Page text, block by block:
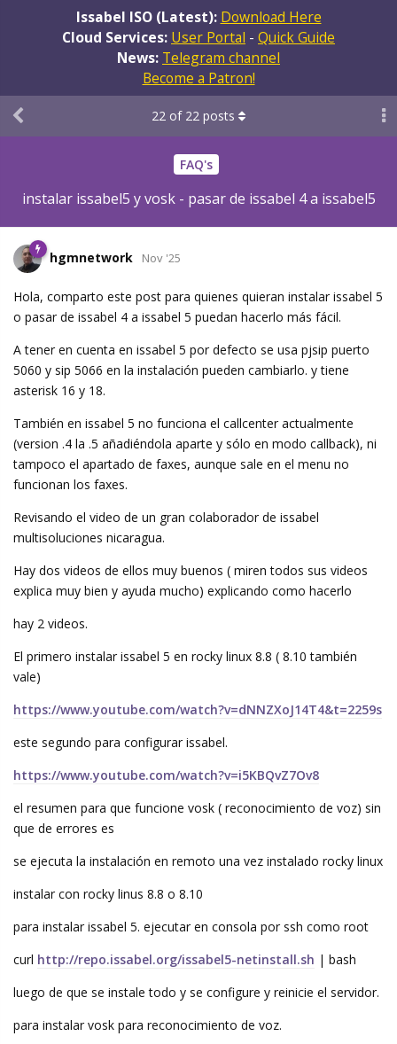
Issabel ISO (Latest): Download Here
Cloud Services: User Portal - Quick Guide
News: Telegram channel
Become a Patron!
FAQ's
instalar issabel5 y vosk - pasar de issabel 4 a issabel5
22 of 22 posts
hgmnetwork Nov '25
Hola, comparto este post para quienes quieran instalar issabel 5
o pasar de issabel 4 a issabel 5 puedan hacerlo más fácil.
A tener en cuenta en issabel 5 por defecto se usa pjsip puerto
5060 y sip 5066 en la instalación pueden cambiarlo. y tiene
asterisk 16 y 18.
También en issabel 5 no funciona el callcenter actualmente
(version .4 la .5 añadiéndola aparte y sólo en modo callback), ni
tampoco el apartado de faxes, aunque sale en el menu no
funcionan los faxes.
Revisando el video de un gran colaborador de issabel
multisoluciones nicaragua.
Hay dos videos de ellos muy buenos ( miren todos sus videos
explica muy bien y ayuda mucho) explicando como hacerlo
hay 2 videos.
El primero instalar issabel 5 en rocky linux 8.8 ( 8.10 también
vale)
https://www.youtube.com/watch?v=dNNZXoJ14T4&t=2259s
este segundo para configurar issabel.
https://www.youtube.com/watch?v=i5KBQvZ7Ov8
el resumen para que funcione vosk ( reconocimiento de voz) sin
que de errores es
se ejecuta la instalación en remoto una vez instalado rocky linux
instalar con rocky linus 8.8 o 8.10
para instalar issabel 5. ejecutar en consola por ssh como root
curl http://repo.issabel.org/issabel5-netinstall.sh | bash
luego de que se instale todo y se configure y reinicie el servidor.
para instalar vosk para reconocimiento de voz.